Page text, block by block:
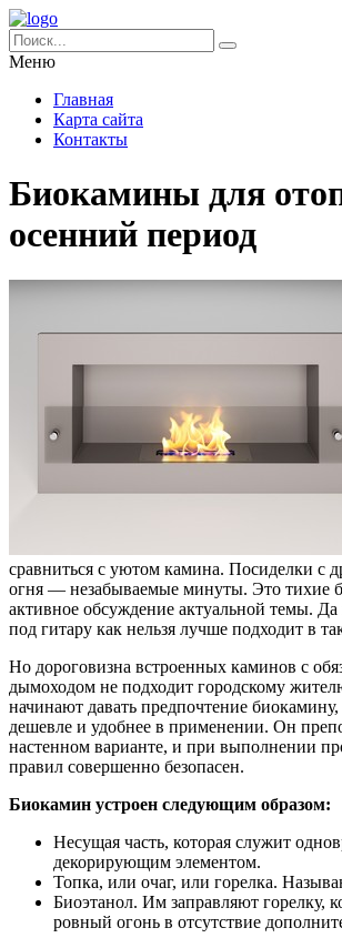
Меню
Главная
Карта сайта
Контакты
Биокамины для
осенний период
сравниться с уютом камина. Посиделки с
огня — незабываемые минуты. Это тихие
активное обсуждение актуальной темы.
под гитару как нельзя лучше подходит в
Но дороговизна встроенных каминов с
дымоходом не подходит городскому
начинают давать предпочтение
дешевле и удобнее в применении. Он
настенном варианте, и при выполнении
правил совершенно безопасен.
Биокамин устроен следующим образом:
Несущая часть, которая служит
декорирующим элементом.
Топка, или очаг, или горелка.
Биоэтанол. Им заправляют горелку,
ровный огонь в отсутствие